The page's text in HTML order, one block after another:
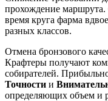
прохождение маршрута.
время круга фарма
разных классов.
Отмена бронзового
Крафтеры получают
собирателей.
Точности и
определяющих объем и